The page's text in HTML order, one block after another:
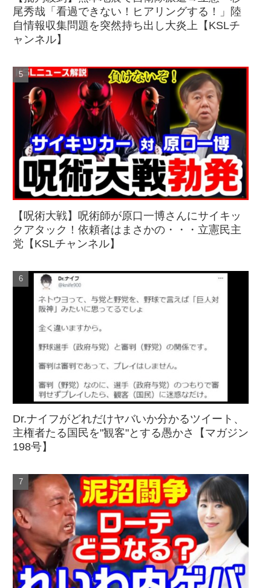
尾秀哉「看過できない！ヒアリングする！」陸
自情報収集問題を突然持ち出し大炎上【KSLチ
ャンネル】
【呪術大戦】呪術師が原口一博さんにサイキッ
クアタック！依頼者はまさかの・・・立憲民主
党【KSLチャンネル】
Dr.ナイフがどれだけヤバいか分かるツイート、
主権者たる国民を"観客"とする愚かさ【マガジン
198号】